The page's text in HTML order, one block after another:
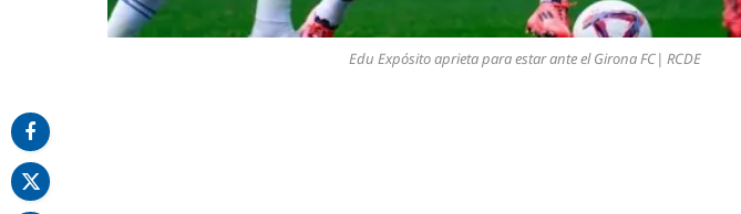
Edu Expósito aprieta para estar ante el Girona FC| RCDE